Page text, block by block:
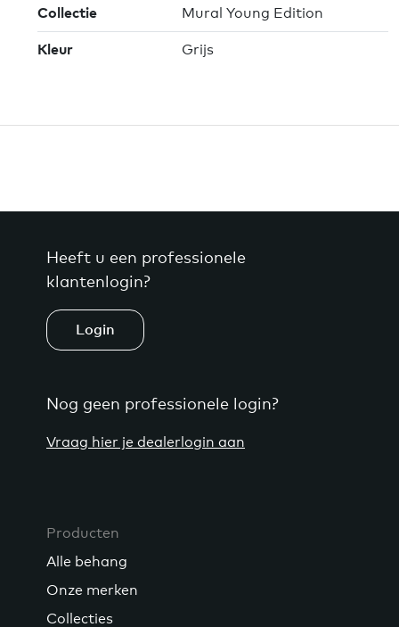
Collectie Mural Young Edition
Kleur Grijs
Heeft u een professionele
klantenlogin?
Login
Nog geen professionele login?
Vraag hier je dealerlogin aan
Producten
Alle behang
Onze merken
Collecties